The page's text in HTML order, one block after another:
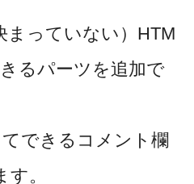
まっていない）HTM
るパーツを追加で
できるコメント欄
。